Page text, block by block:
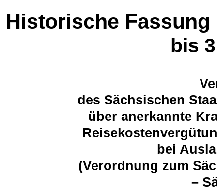
Historische Fassung
bis
des Sächsischen
über anerkannte
bei
(Verordnung zum
–